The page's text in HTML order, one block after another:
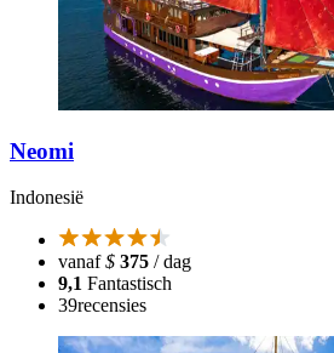
Neomi
Indonesië
vanaf$ 375 / dag
9,1 Fantastisch
39recensies